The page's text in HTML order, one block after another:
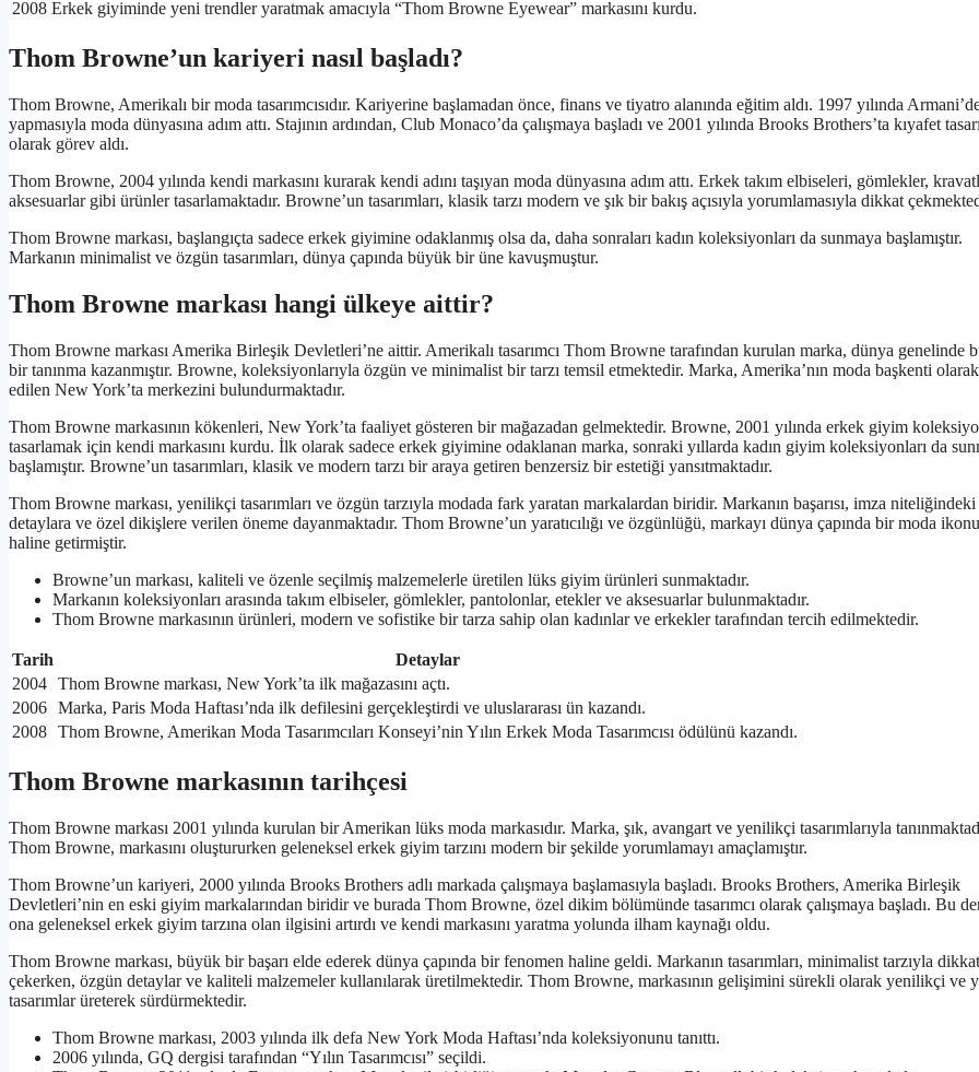
2008 Erkek giyiminde yeni trendler yaratmak amacıyla “Thom Browne Eyewear” markasını kurdu.
Thom Browne’un kariyeri nasıl başladı?
Thom Browne, Amerikalı bir moda tasarımcısıdır. Kariyerine başlamadan önce, finans ve tiyatro alanında eğitim aldı. 1997 yılında
yapmasıyla moda dünyasına adım attı. Stajının ardından, Club Monaco’da çalışmaya başladı ve 2001 yılında Brooks Brothers’ta kıyafet
olarak görev aldı.
Thom Browne, 2004 yılında kendi markasını kurarak kendi adını taşıyan moda dünyasına adım attı. Erkek takım elbiseleri, gömlekler,
aksesuarlar gibi ürünler tasarlamaktadır. Browne’un tasarımları, klasik tarzı modern ve şık bir bakış açısıyla yorumlamasıyla dikkat
Thom Browne markası, başlangıçta sadece erkek giyimine odaklanmış olsa da, daha sonraları kadın koleksiyonları da sunmaya başlamıştır.
Markanın minimalist ve özgün tasarımları, dünya çapında büyük bir üne kavuşmuştur.
Thom Browne markası hangi ülkeye aittir?
Thom Browne markası Amerika Birleşik Devletleri’ne aittir. Amerikalı tasarımcı Thom Browne tarafından kurulan marka, dünya genelinde
bir tanınma kazanmıştır. Browne, koleksiyonlarıyla özgün ve minimalist bir tarzı temsil etmektedir. Marka, Amerika’nın moda başkenti
edilen New York’ta merkezini bulundurmaktadır.
Thom Browne markasının kökenleri, New York’ta faaliyet gösteren bir mağazadan gelmektedir. Browne, 2001 yılında erkek giyim
tasarlamak için kendi markasını kurdu. İlk olarak sadece erkek giyimine odaklanan marka, sonraki yıllarda kadın giyim koleksiyonları da
başlamıştır. Browne’un tasarımları, klasik ve modern tarzı bir araya getiren benzersiz bir estetiği yansıtmaktadır.
Thom Browne markası, yenilikçi tasarımları ve özgün tarzıyla modada fark yaratan markalardan biridir. Markanın başarısı, imza niteliğindeki
detaylara ve özel dikişlere verilen öneme dayanmaktadır. Thom Browne’un yaratıcılığı ve özgünlüğü, markayı dünya çapında bir moda ikonu
haline getirmiştir.
Browne’un markası, kaliteli ve özenle seçilmiş malzemelerle üretilen lüks giyim ürünleri sunmaktadır.
Markanın koleksiyonları arasında takım elbiseler, gömlekler, pantolonlar, etekler ve aksesuarlar bulunmaktadır.
Thom Browne markasının ürünleri, modern ve sofistike bir tarza sahip olan kadınlar ve erkekler tarafından tercih edilmektedir.
Tarih
Detaylar
2004 Thom Browne markası, New York’ta ilk mağazasını açtı.
2006 Marka, Paris Moda Haftası’nda ilk defilesini gerçekleştirdi ve uluslararası ün kazandı.
2008 Thom Browne, Amerikan Moda Tasarımcıları Konseyi’nin Yılın Erkek Moda Tasarımcısı ödülünü kazandı.
Thom Browne markasının tarihçesi
Thom Browne markası 2001 yılında kurulan bir Amerikan lüks moda markasıdır. Marka, şık, avangart ve yenilikçi tasarımlarıyla
Thom Browne, markasını oluştururken geleneksel erkek giyim tarzını modern bir şekilde yorumlamayı amaçlamıştır.
Thom Browne’un kariyeri, 2000 yılında Brooks Brothers adlı markada çalışmaya başlamasıyla başladı. Brooks Brothers, Amerika Birleşik
Devletleri’nin en eski giyim markalarından biridir ve burada Thom Browne, özel dikim bölümünde tasarımcı olarak çalışmaya başladı. Bu
ona geleneksel erkek giyim tarzına olan ilgisini artırdı ve kendi markasını yaratma yolunda ilham kaynağı oldu.
Thom Browne markası, büyük bir başarı elde ederek dünya çapında bir fenomen haline geldi. Markanın tasarımları, minimalist tarzıyla dikkat
çekerken, özgün detaylar ve kaliteli malzemeler kullanılarak üretilmektedir. Thom Browne, markasının gelişimini sürekli olarak yenilikçi ve
tasarımlar üreterek sürdürmektedir.
Thom Browne markası, 2003 yılında ilk defa New York Moda Haftası’nda koleksiyonunu tanıttı.
2006 yılında, GQ dergisi tarafından “Yılın Tasarımcısı” seçildi.